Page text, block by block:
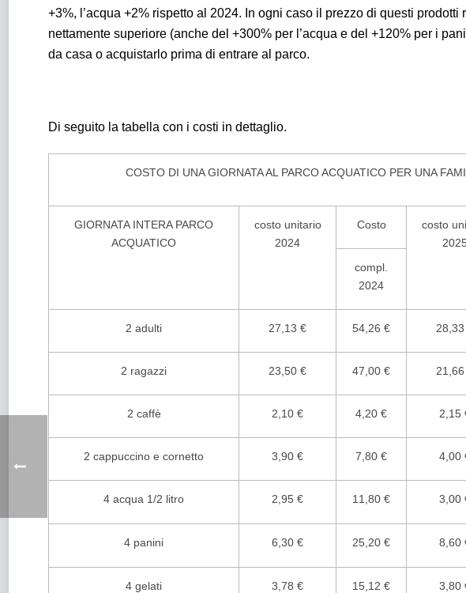
+3%, l’acqua +2% rispetto al 2024. In ogni caso il prezzo di questi
nettamente superiore (anche del +300% per l’acqua e del +120% per i
da casa o acquistarlo prima di entrare al parco.
Di seguito la tabella con i costi in dettaglio.
COSTO DI UNA GIORNATA AL PARCO ACQUATICO PER UNA
GIORNATA INTERA PARCO
ACQUATICO
costo unitario
2024
Costo
costo
compl.
2024
2 adulti 27,13 € 54,26 €
2 ragazzi 23,50 € 47,00 €
2 caffè 2,10 € 4,20 € 2,15
2 cappuccino e cornetto 3,90 € 7,80 € 4,00
4 acqua 1/2 litro 2,95 € 11,80 € 3,00
4 panini 6,30 € 25,20 € 8,60
4 gelati 3,78 € 15,12 € 3,80